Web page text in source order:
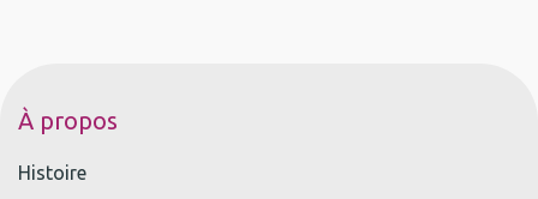
À propos
Histoire